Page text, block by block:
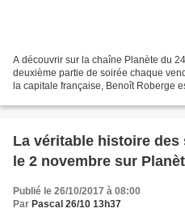
A découvrir sur la chaîne Planète du
deuxième partie de soirée chaque
la capitale française, Benoît Roberge
La véritable histoire
le 2 novembre sur
Publié le 26/10/2017 à 08:00
Par Pascal 26/10 13h37